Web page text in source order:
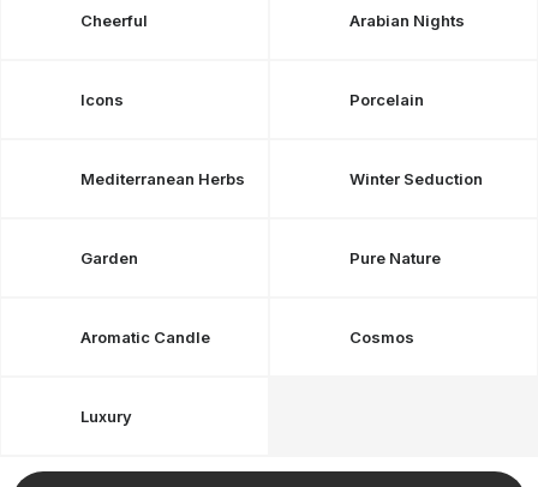
Cheerful Arabian Nights
Icons Porcelain
Mediterranean Herbs Winter Seduction
Garden Pure Nature
Aromatic Candle Cosmos
Luxury